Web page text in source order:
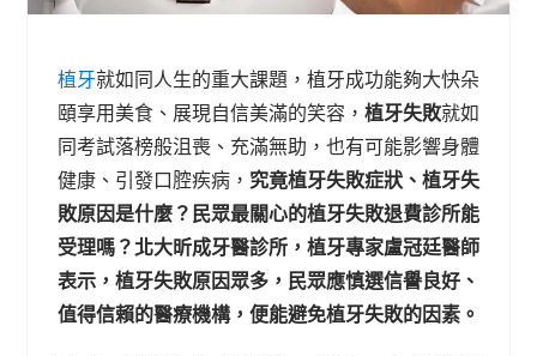
植牙就如同人生的重大課題，植牙成功能夠大快朵
頤享用美食、展現自信美滿的笑容， 植牙失敗就如
同考試落榜般沮喪、充滿無助，也有可能影響身體
健康、引發口腔疾病， 究竟植牙失敗症狀、植牙失
敗原因是什麼？民眾最關心的植牙失敗退費診所能
受理嗎？北大昕成牙醫診所，植牙專家盧冠廷醫師
表示，植牙失敗原因眾多，民眾應慎選信譽良好、
值得信賴的醫療機構，便能避免植牙失敗的因素。